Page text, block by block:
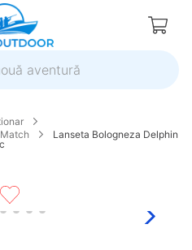
Lanseta Bologneza Delphin